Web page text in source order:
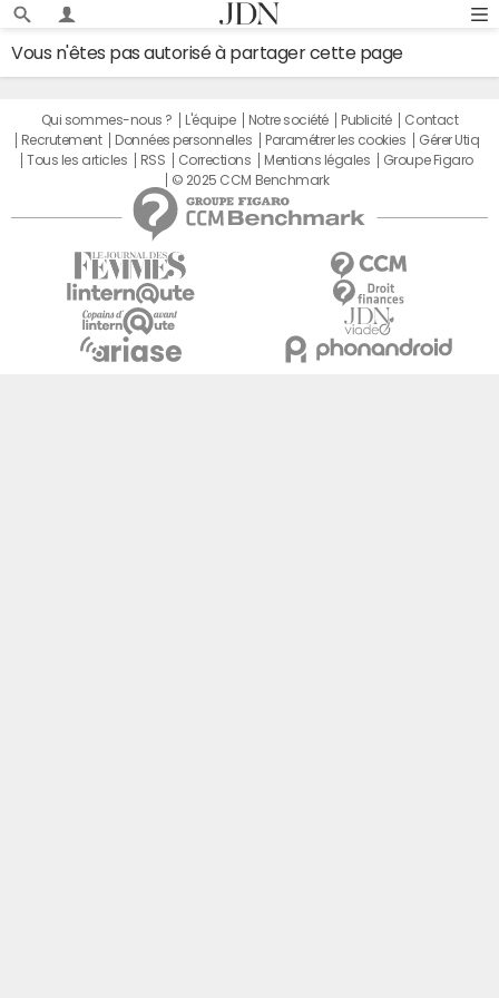
Vous n'êtes pas autorisé à partager cette page
Qui sommes-nous ? L'équipe Notre société Publicité
Contact
Recrutement
Données personnelles Paramétrer les cookies
Gérer Utiq
Tous les articles
RSS Corrections Mentions légales
Groupe Figaro
© 2025 CCM Benchmark